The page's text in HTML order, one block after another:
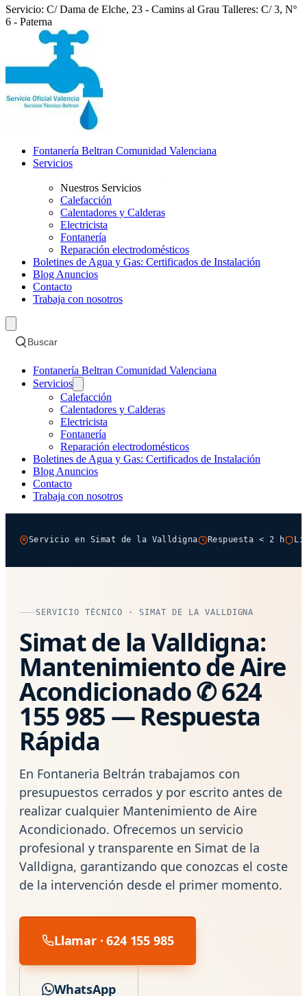
Servicio: C/ Dama de Elche, 23 - Camins al Grau Talleres: C/ 3, Nº
6 - Paterna
Fontanería Beltran Comunidad Valenciana
Servicios
Nuestros Servicios
Calefacción
Calentadores y Calderas
Electricista
Fontanería
Reparación electrodomésticos
Boletines de Agua y Gas: Certificados de Instalación
Blog Anuncios
Contacto
Trabaja con nosotros
Buscar
Fontanería Beltran Comunidad Valenciana
Servicios
Calefacción
Calentadores y Calderas
Electricista
Fontanería
Reparación electrodomésticos
Boletines de Agua y Gas: Certificados de Instalación
Blog Anuncios
Contacto
Trabaja con nosotros
Servicio en Simat de la Valldigna Respuesta < 2 h
SERVICIO TÉCNICO · SIMAT DE LA VALLDIGNA
Simat de la Valldigna:
Mantenimiento de Aire
Acondicionado ✆ 624
155 985 — Respuesta
Rápida
En Fontaneria Beltrán trabajamos con
presupuestos cerrados y por escrito antes de
realizar cualquier Mantenimiento de Aire
Acondicionado. Ofrecemos un servicio
profesional y transparente en Simat de la
Valldigna, garantizando que conozcas el coste
de la intervención desde el primer momento.
Llamar · 624 155 985
WhatsApp